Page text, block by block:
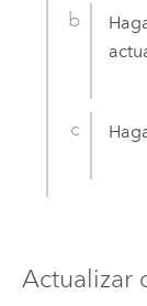
Actualizar